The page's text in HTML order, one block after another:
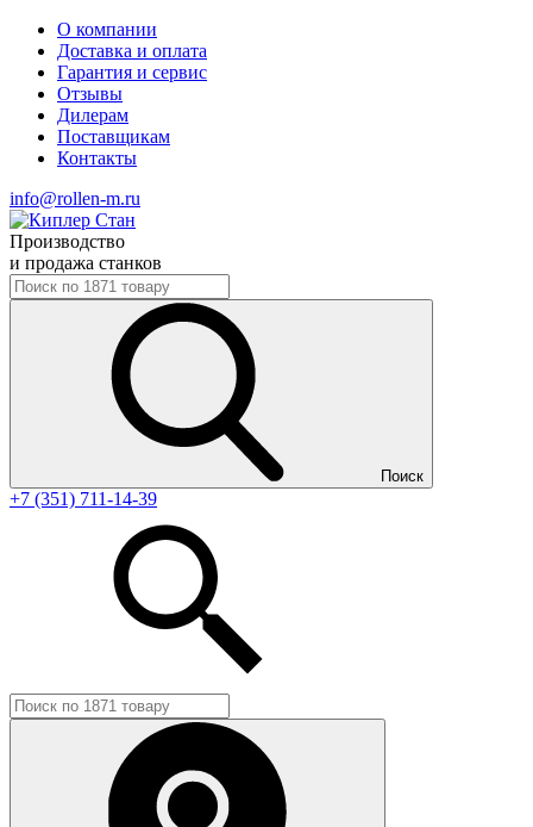
О компании
Доставка и оплата
Гарантия и сервис
Отзывы
Дилерам
Поставщикам
Контакты
info@rollen-m.ru
Производство
и продажа станков
Поиск
+7 (351) 711-14-39